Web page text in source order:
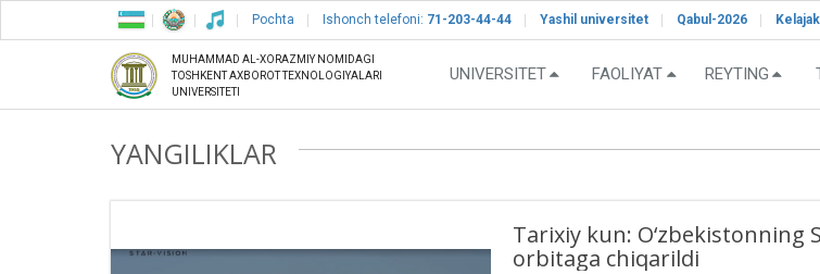
Pochta Ishonch telefoni: 71-203-44-44 Yashil universitet Qabul-2026
MUHAMMAD AL-XORAZMIY NOMIDAGI
TOSHKENT AXBOROT TEXNOLOGIYALARI
UNIVERSITETI
UNIVERSITET FAOLIYAT REYTING
YANGILIKLAR
Tarixiy kun: O‘zbekistonning
orbitaga chiqarildi